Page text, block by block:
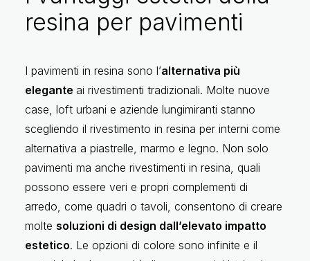
resina per pavimenti
I pavimenti in resina sono l’alternativa più
elegante ai rivestimenti tradizionali. Molte nuove
case, loft urbani e aziende lungimiranti stanno
scegliendo il rivestimento in resina per interni come
alternativa a piastrelle, marmo e legno. Non solo
pavimenti ma anche rivestimenti in resina, quali
possono essere veri e propri complementi di
arredo, come quadri o tavoli, consentono di creare
molte soluzioni di design dall’elevato impatto
estetico. Le opzioni di colore sono infinite e il